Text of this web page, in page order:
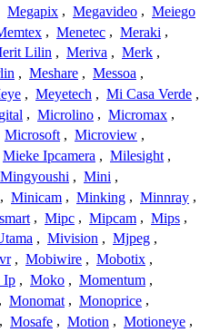
Megapix , Megavideo , Meiego
, Menetec , Meraki ,
Lilin , Meriva , Merk ,
, Meshare , Messoa ,
, Meyetech , Mi Casa Verde ,
, Microlino , Micromax ,
Microsoft , Microview ,
Mieke Ipcamera , Milesight ,
Mingyoushi , Mini ,
, Minicam , Minking , Minnray ,
, Mipc , Mipcam , Mips ,
, Mivision , Mjpeg ,
, Mobiwire , Mobotix ,
Ip , Moko , Momentum ,
, Monomat , Monoprice ,
, Mosafe , Motion , Motioneye ,